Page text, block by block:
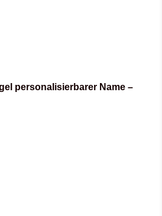
personalisierbarer Name –